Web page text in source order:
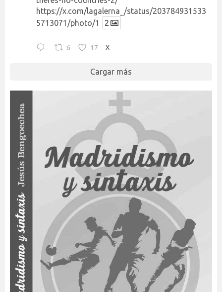
https://x.com/lagalerna_/status/203784931533
5713071/photo/1
2
6 17 X
Cargar más